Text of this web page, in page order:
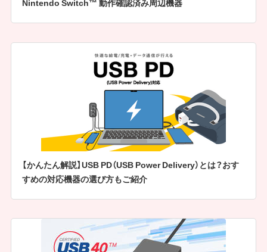
Nintendo Switch™ 動作確認済み周辺機器
【かんたん解説】USB PD（USB Power Delivery）とは？おす
すめの対応機器の選び方もご紹介